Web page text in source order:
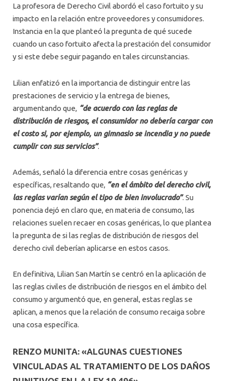
La profesora de Derecho Civil abordó el caso fortuito y su
impacto en la relación entre proveedores y consumidores.
Instancia en la que planteó la pregunta de qué sucede
cuando un caso fortuito afecta la prestación del consumidor
y si este debe seguir pagando en tales circunstancias.
Lilian enfatizó en la importancia de distinguir entre las
prestaciones de servicio y la entrega de bienes,
argumentando que, “de acuerdo con las reglas de
distribución de riesgos, el consumidor no debería cargar con
el costo si, por ejemplo, un gimnasio se incendia y no puede
cumplir con sus servicios”.
Además, señaló la diferencia entre cosas genéricas y
específicas, resaltando que, “en el ámbito del derecho civil,
las reglas varían según el tipo de bien involucrado”. Su
ponencia dejó en claro que, en materia de consumo, las
relaciones suelen recaer en cosas genéricas, lo que plantea
la pregunta de si las reglas de distribución de riesgos del
derecho civil deberían aplicarse en estos casos.
En definitiva, Lilian San Martín se centró en la aplicación de
las reglas civiles de distribución de riesgos en el ámbito del
consumo y argumentó que, en general, estas reglas se
aplican, a menos que la relación de consumo recaiga sobre
una cosa específica.
RENZO MUNITA: «ALGUNAS CUESTIONES
VINCULADAS AL TRATAMIENTO DE LOS DAÑOS